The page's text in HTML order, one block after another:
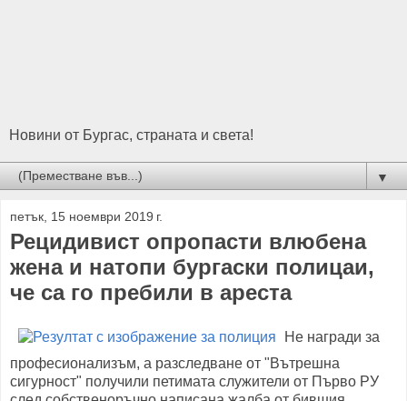
Новини от Бургас, страната и света!
▼
петък, 15 ноември 2019 г.
Рецидивист опропасти влюбена
жена и натопи бургаски полицаи,
че са го пребили в ареста
Не награди за
професионализъм, а разследване от "Вътрешна
сигурност" получили петимата служители от Първо РУ